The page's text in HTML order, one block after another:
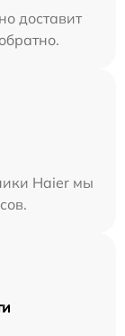
доставит
Haier мы